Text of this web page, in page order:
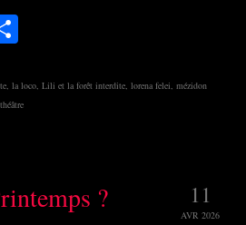
, la loco, Lili et la forêt interdite, lorena felei, mézidon
théâtre
11
AVR 2026
?